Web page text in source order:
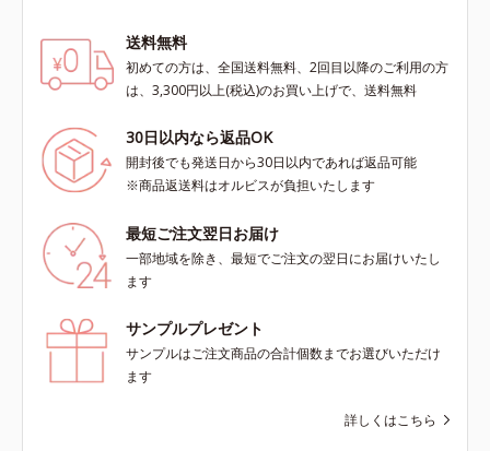
送料無料
初めての方は、全国送料無料、2回目以降のご利用の方
は、3,300円以上(税込)のお買い上げで、送料無料
30日以内なら返品OK
開封後でも発送日から30日以内であれば返品可能
※商品返送料はオルビスが負担いたします
最短ご注文翌日お届け
一部地域を除き、最短でご注文の翌日にお届けいたし
ます
サンプルプレゼント
サンプルはご注文商品の合計個数までお選びいただけ
ます
詳しくはこちら